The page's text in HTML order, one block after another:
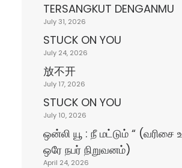
TERSANGKUT DENGANMU
July 31, 2026
STUCK ON YOU
July 24, 2026
放不开
July 17, 2026
STUCK ON YOU
July 10, 2026
ஒன்லி யூ : நீ மட்டும் “ (வரிசை
ஒரே நபர் நிறுவனம்)
April 24, 2026